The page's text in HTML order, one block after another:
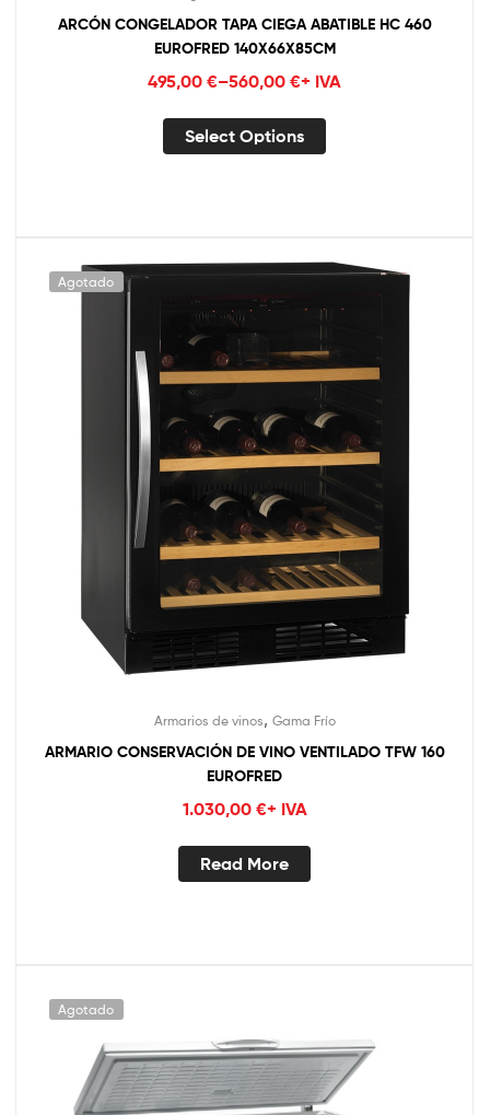
ARCÓN CONGELADOR TAPA CIEGA ABATIBLE HC 460
EUROFRED 140X66X85CM
495,00 €–560,00 €+ IVA
Select Options
Agotado
Armarios de vinos, Gama Frío
ARMARIO CONSERVACIÓN DE VINO VENTILADO TFW 160
EUROFRED
1.030,00 €+ IVA
Read More
Agotado